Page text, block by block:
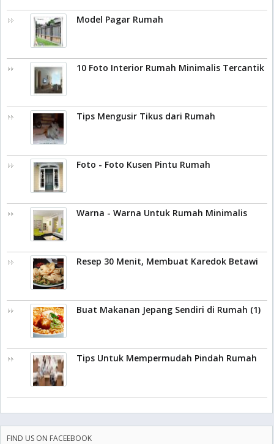
Model Pagar Rumah
10 Foto Interior Rumah Minimalis Tercantik
Tips Mengusir Tikus dari Rumah
Foto - Foto Kusen Pintu Rumah
Warna - Warna Untuk Rumah Minimalis
Resep 30 Menit, Membuat Karedok Betawi
Buat Makanan Jepang Sendiri di Rumah (1)
Tips Untuk Mempermudah Pindah Rumah
FIND US ON FACEEBOOK